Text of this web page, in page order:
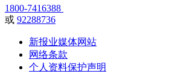
1800-7416388
或 92288736
新报业媒体网站
网络条款
个人资料保护声明